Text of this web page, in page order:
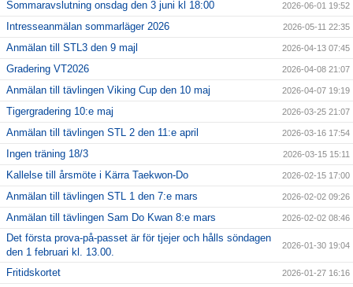
Sommaravslutning onsdag den 3 juni kl 18:00 2026-06-01 19:52
Intresseanmälan sommarläger 2026 2026-05-11 22:35
Anmälan till STL3 den 9 majl 2026-04-13 07:45
Gradering VT2026 2026-04-08 21:07
Anmälan till tävlingen Viking Cup den 10 maj 2026-04-07 19:19
Tigergradering 10:e maj 2026-03-25 21:07
Anmälan till tävlingen STL 2 den 11:e april 2026-03-16 17:54
Ingen träning 18/3 2026-03-15 15:11
Kallelse till årsmöte i Kärra Taekwon-Do 2026-02-15 17:00
Anmälan till tävlingen STL 1 den 7:e mars 2026-02-02 09:26
Anmälan till tävlingen Sam Do Kwan 8:e mars 2026-02-02 08:46
Det första prova-på-passet är för tjejer och hålls söndagen
den 1 februari kl. 13.00.
2026-01-30 19:04
Fritidskortet 2026-01-27 16:16